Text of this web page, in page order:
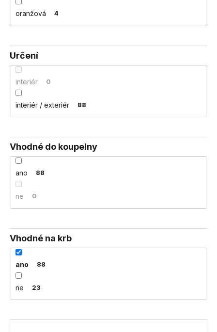
oranžová 4
Určení
interiér 0
interiér / exteriér 88
Vhodné do koupelny
ano 88
ne 0
Vhodné na krb
ano 88
ne 23